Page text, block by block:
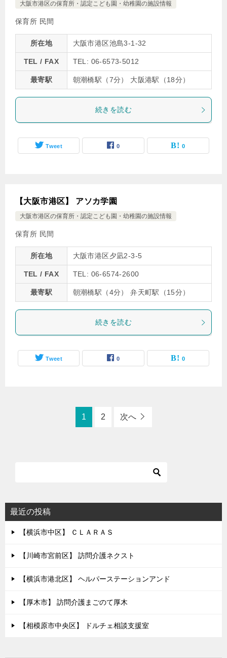
大阪市港区の保育所・認定こども園・幼稚園の施設情報
保育所 民間
所在地 大阪市港区池島3-1-32
TEL / FAX TEL: 06-6573-5012
最寄駅 朝潮橋駅（7分） 大阪港駅（18分）
続きを読む
Tweet 0 0
【大阪市港区】 アソカ学園
大阪市港区の保育所・認定こども園・幼稚園の施設情報
保育所 民間
所在地 大阪市港区夕凪2-3-5
TEL / FAX TEL: 06-6574-2600
最寄駅 朝潮橋駅（4分） 弁天町駅（15分）
続きを読む
Tweet 0 0
1 2 次へ
最近の投稿
【横浜市中区】 ＣＬＡＲＡＳ
【川崎市宮前区】 訪問介護ネクスト
【横浜市港北区】 ヘルパーステーションアンド
【厚木市】 訪問介護まごのて厚木
【相模原市中央区】 ドルチェ相談支援室